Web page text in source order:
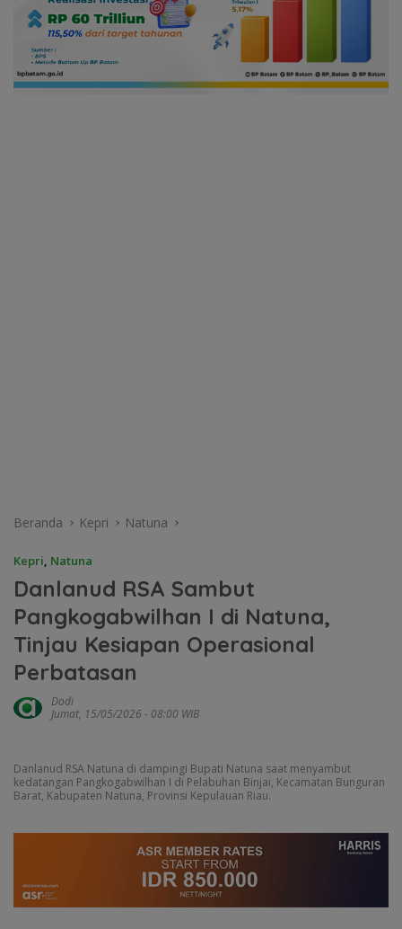
Beranda Kepri Natuna
Kepri, Natuna
Danlanud RSA Sambut
Pangkogabwilhan I di Natuna,
Tinjau Kesiapan Operasional
Perbatasan
Dodi
Jumat, 15/05/2026 - 08:00 WIB
Danlanud RSA Natuna di dampingi Bupati Natuna saat menyambut
kedatangan Pangkogabwilhan I di Pelabuhan Binjai, Kecamatan Bunguran
Barat, Kabupaten Natuna, Provinsi Kepulauan Riau.